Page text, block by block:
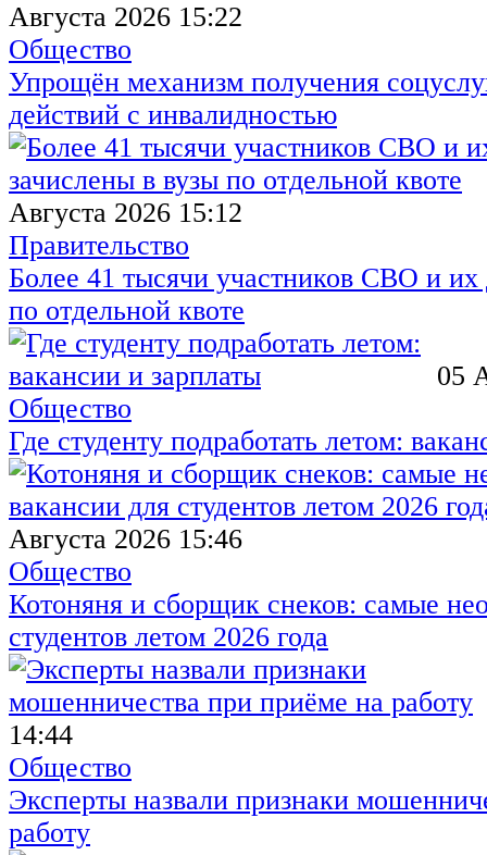
Августа 2026 15:22
Общество
Упрощён механизм получения
действий с инвалидностью
Августа 2026 15:12
Правительство
Более 41 тысячи участников СВО и их
по отдельной квоте
05
Общество
Где студенту подработать летом:
Августа 2026 15:46
Общество
Котоняня и сборщик снеков: самые
студентов летом 2026 года
14:44
Общество
Эксперты назвали признаки
работу